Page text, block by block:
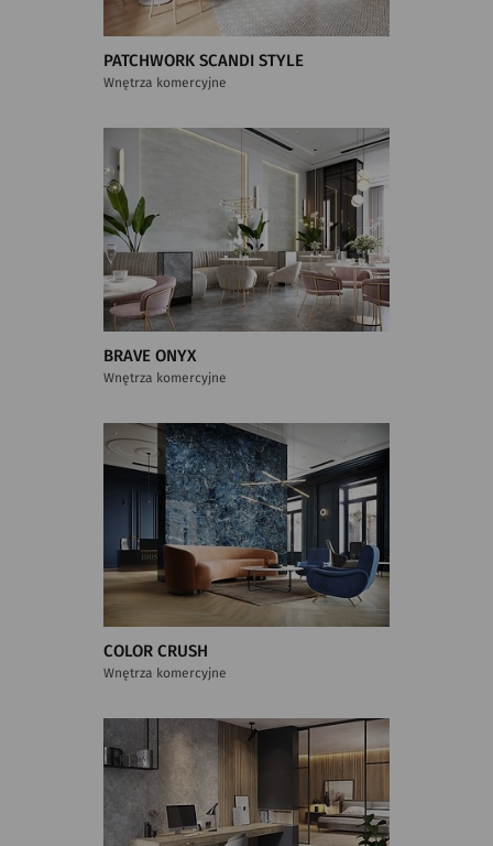
PATCHWORK SCANDI STYLE
Wnętrza komercyjne
BRAVE ONYX
Wnętrza komercyjne
COLOR CRUSH
Wnętrza komercyjne